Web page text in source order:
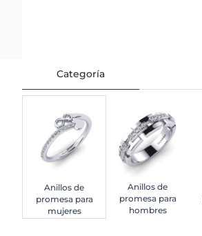
Categoría
Anillos de
promesa para
mujeres
Anillos de
promesa para
hombres